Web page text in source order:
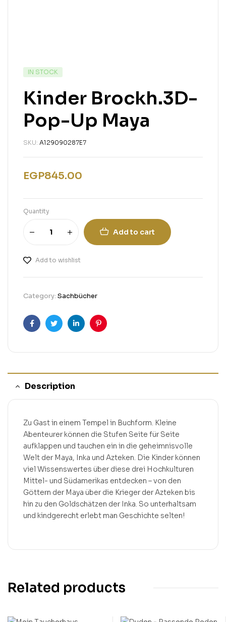
IN STOCK
Kinder Brockh.3D-
Pop-Up Maya
SKU: A129090287E7
EGP845.00
Quantity
Add to cart
Add to wishlist
Category: Sachbücher
FacebookTwitterLinkedinPinterest
Description
Zu Gast in einem Tempel in Buchform. Kleine
Abenteurer können die Stufen Seite für Seite
aufklappen und tauchen ein in die geheimnisvolle
Welt der Maya, Inka und Azteken. Die Kinder können
viel Wissenswertes über diese drei Hochkulturen
Mittel- und Südamerikas entdecken – von den
Göttern der Maya über die Krieger der Azteken bis
hin zu den Goldschätzen der Inka. So unterhaltsam
und kindgerecht erlebt man Geschichte selten!
Related products